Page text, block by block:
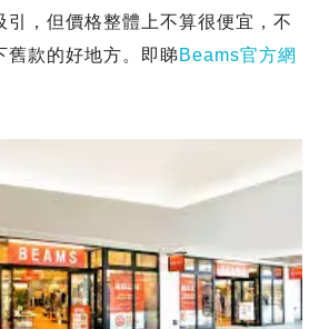
引，但價格整體上不算很便宜，不
舊款的好地方。即睇 Beams官方網